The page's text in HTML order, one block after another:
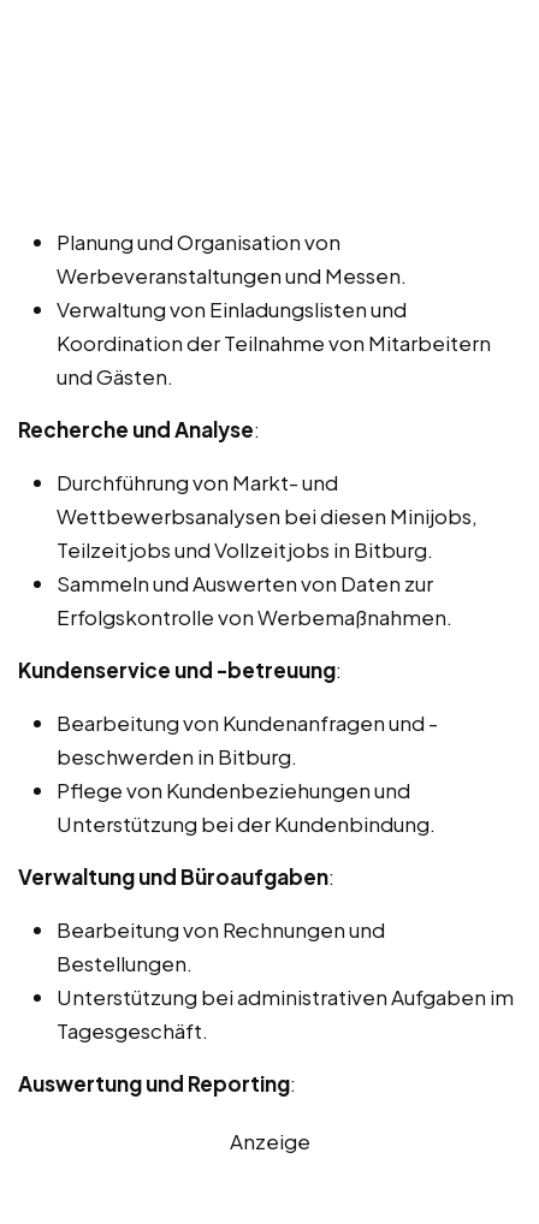
Planung und Organisation von
Werbeveranstaltungen und Messen.
Verwaltung von Einladungslisten und
Koordination der Teilnahme von Mitarbeitern
und Gästen.
Recherche und Analyse:
Durchführung von Markt- und
Wettbewerbsanalysen bei diesen Minijobs,
Teilzeitjobs und Vollzeitjobs in Bitburg.
Sammeln und Auswerten von Daten zur
Erfolgskontrolle von Werbemaßnahmen.
Kundenservice und -betreuung:
Bearbeitung von Kundenanfragen und -
beschwerden in Bitburg.
Pflege von Kundenbeziehungen und
Unterstützung bei der Kundenbindung.
Verwaltung und Büroaufgaben:
Bearbeitung von Rechnungen und
Bestellungen.
Unterstützung bei administrativen Aufgaben im
Tagesgeschäft.
Auswertung und Reporting:
Anzeige